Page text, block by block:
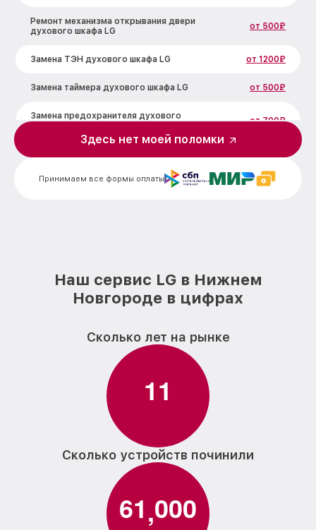
Ремонт механизма открывания двери
духового шкафа LG
от 500₽
Замена ТЭН духового шкафа LG от 1200₽
Замена таймера духового шкафа LG от 500₽
Замена предохранителя духового
от 700₽
от 500₽
Принимаем все формы оплаты
Здесь нет моей поломки
Наш сервис LG в Нижнем
Новгороде в цифрах
Сколько лет на рынке
11
Сколько устройств починили
61,000